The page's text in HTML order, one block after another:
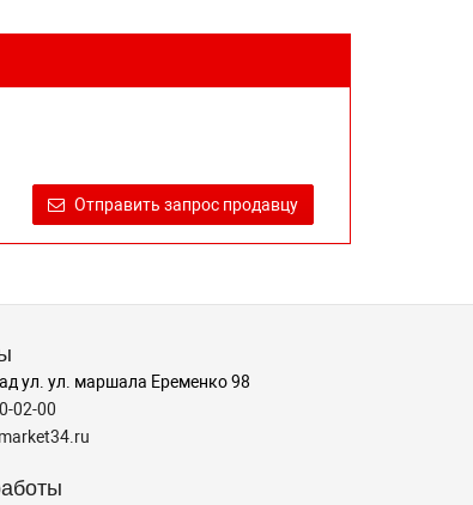
Отправить запрос продавцу
ул. ул. маршала Еременко 98
02-00